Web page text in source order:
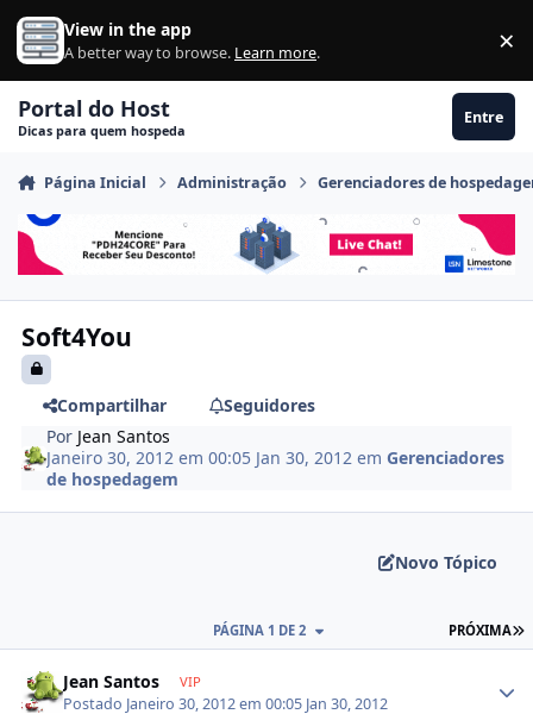
Ir para conteúdo
View in the app
A better way to browse. Learn more. ×
Portal do Host
Dicas para quem hospeda
Entre
Página Inicial Administração Gerenciadores de
Soft4You
Compartilhar
Seguidores
Por Jean Santos
Janeiro 30, 2012 em 00:05 Jan 30, 2012 emGerenciadores
de hospedagem
Novo Tópico
PRÓXIMA
PÁGINA 1 DE 2
Jean Santos VIP
Postado Janeiro 30, 2012 em 00:05 Jan 30, 2012